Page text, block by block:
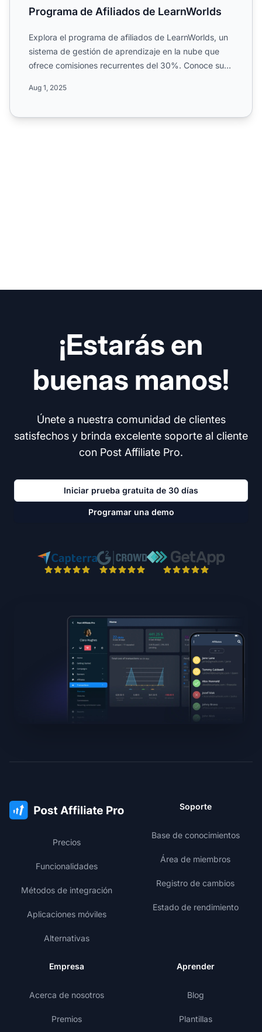
Programa de Afiliados de LearnWorlds
Explora el programa de afiliados de LearnWorlds, un
sistema de gestión de aprendizaje en la nube que
ofrece comisiones recurrentes del 30%. Conoce su
Aug 1, 2025
¡Estarás en
buenas manos!
Únete a nuestra comunidad de clientes
satisfechos y brinda excelente soporte al cliente
con Post Affiliate Pro.
Iniciar prueba gratuita de 30 días
Programar una demo
Precios
Funcionalidades
Métodos de integración
Aplicaciones móviles
Alternativas
Soporte
Base de conocimientos
Área de miembros
Registro de cambios
Estado de rendimiento
Empresa
Acerca de nosotros
Premios
Aprender
Blog
Plantillas